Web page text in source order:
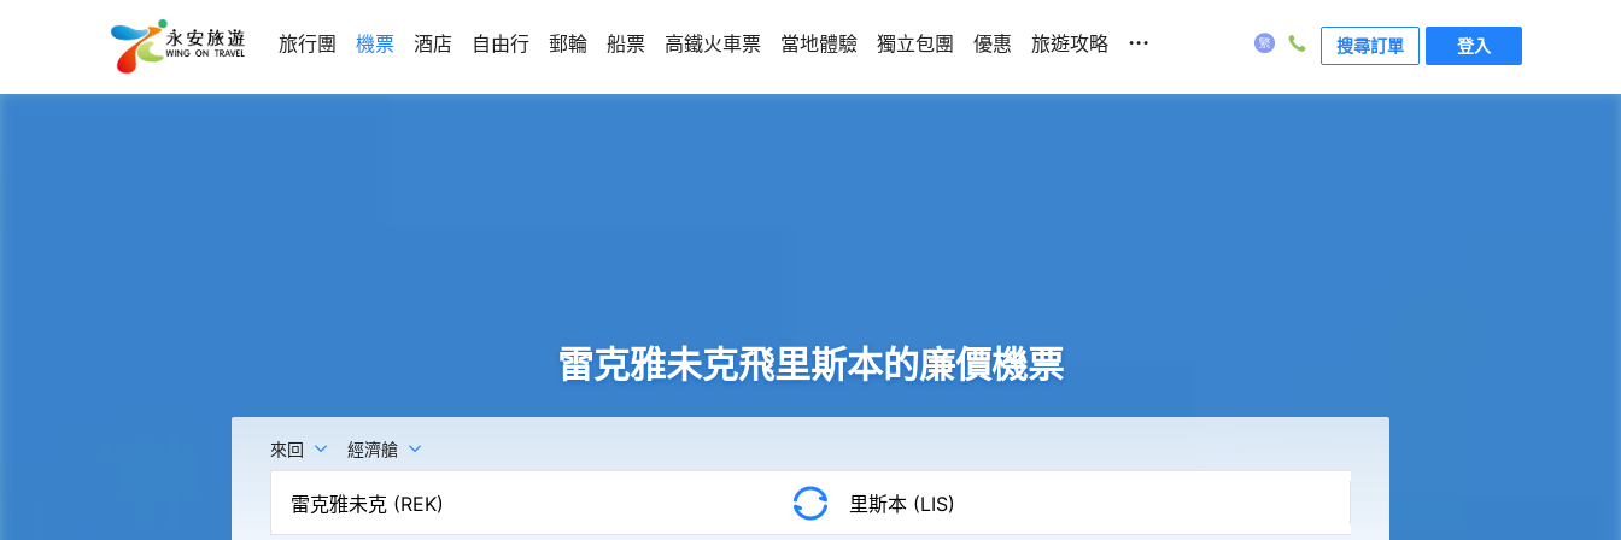
旅行團 機票 酒店 自由行 郵輪 船票 高鐵火車票 當地體驗 獨立包團 優惠 旅遊攻略 ... 搜尋訂單 登入
雷克雅未克飛里斯本的廉價機票
來回 經濟艙